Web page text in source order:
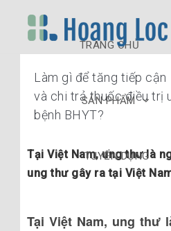
TRANG CHỦ
SẢN PHẨM
TUYỂN DỤNG
Làm gì để tăng tiếp cận
và chi trả thuốc điều trị
bệnh BHYT?
Tại Việt Nam, ung thư là
ung thư gây ra tại Việt
Tại Việt Nam, ung thư